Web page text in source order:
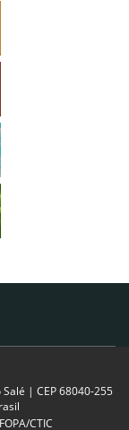
| CEP 68040-255
CTIC